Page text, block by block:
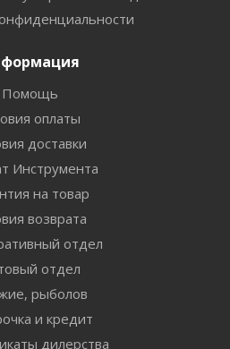
Помощь
оплаты
доставки
Инструмента
на товар
возврата
отдел
отдел
рыболов
и кредит
дилерства